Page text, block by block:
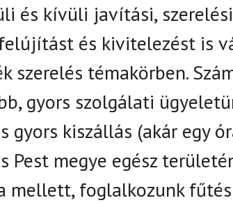
és kívüli javítási,
és kivitelezést is
szerelés témakörben.
gyors szolgálati
gyors kiszállás (akár egy
Pest megye egész
mellett, foglalkozunk